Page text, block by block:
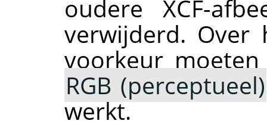
oudere XCF-
verwijderd. Over
voorkeur
RGB (perceptueel)
werkt.